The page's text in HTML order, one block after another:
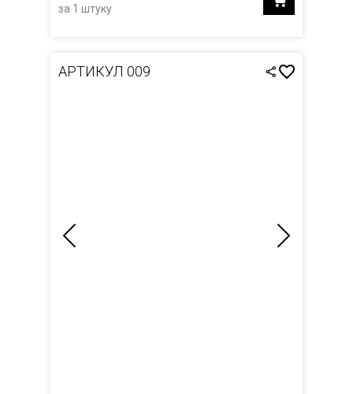
за 1 штуку
АРТИКУЛ 009